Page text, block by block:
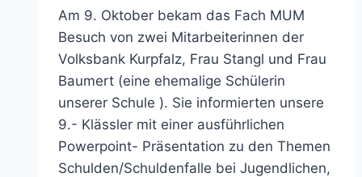
Am 9. Oktober bekam das Fach MUM
Besuch von zwei Mitarbeiterinnen der
Volksbank Kurpfalz, Frau Stangl und Frau
Baumert (eine ehemalige Schülerin
unserer Schule ). Sie informierten unsere
9.- Klässler mit einer ausführlichen
Powerpoint- Präsentation zu den Themen
Schulden/Schuldenfalle bei Jugendlichen,